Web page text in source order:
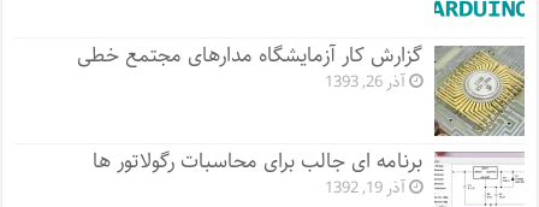
گزارش کار آزمایشگاه مدارهای مجتمع خطی
آذر 26, 1393
برنامه ای جالب برای محاسبات رگولاتور ها
آذر 19, 1392